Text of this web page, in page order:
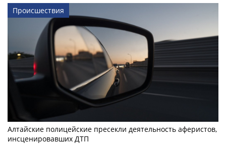
Происшествия
Алтайские полицейские пресекли деятельность аферистов,
инсценировавших ДТП